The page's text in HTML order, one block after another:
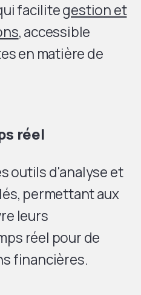
facilitegestion et
, accessible
en matière de
réel
outils d'analyse et
permettant aux
leurs
réel pour de
financières.